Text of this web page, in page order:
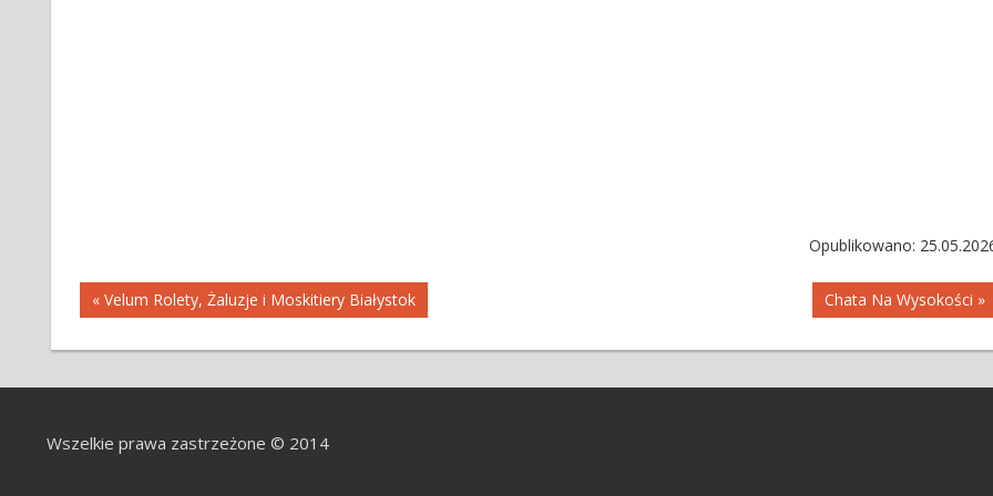
Opublikowano:
Nawigacja
wpisu
« Velum Rolety, Żaluzje i Moskitiery Białystok Chata Na Wysokości »
Wszelkie prawa zastrzeżone © 2014